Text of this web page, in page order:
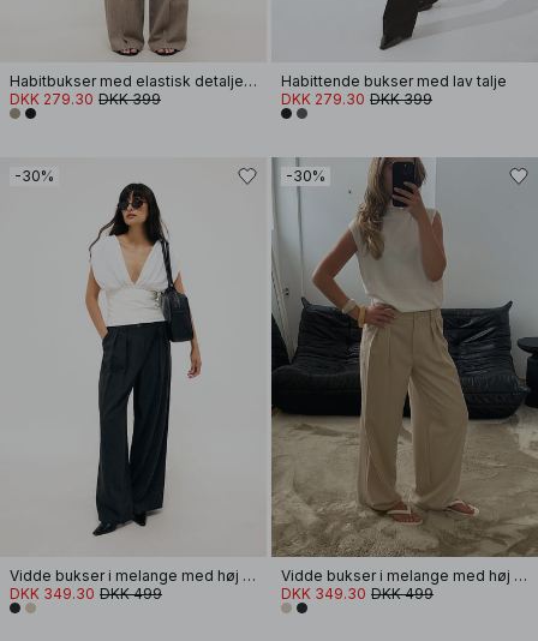
Habitbukser med elastisk detalje og lav talje
DKK 279.30 DKK 399
Habittende bukser med lav talje
DKK 279.30 DKK 399
-30%
Vidde bukser i melange med høj talje
DKK 349.30 DKK 499
-30%
Vidde bukser i melange med høj talje
DKK 349.30 DKK 499